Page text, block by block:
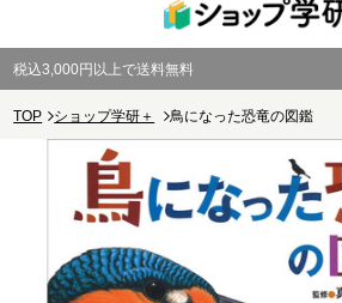
税込3,000円以上で送料無料
TOP ショップ学研＋ 鳥になった恐竜の図鑑